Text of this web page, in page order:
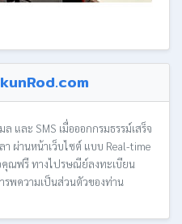
ล และ SMS เมื่อออกกรมธรรม์เสร็จ
า ผ่านหน้าเว็บไซต์ แบบ Real-time
คุณฟรี ทางไปรษณีย์ลงทะเบียน
ารพความเป็นส่วนตัวของท่าน